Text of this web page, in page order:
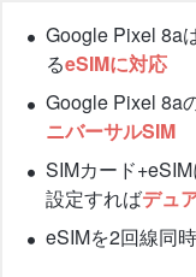
Google Pixel 8a
るeSIMに対応
Google Pixel 8a
ニバーサルSIM
SIMカード
設定すればデュ
eSIMを2回線同